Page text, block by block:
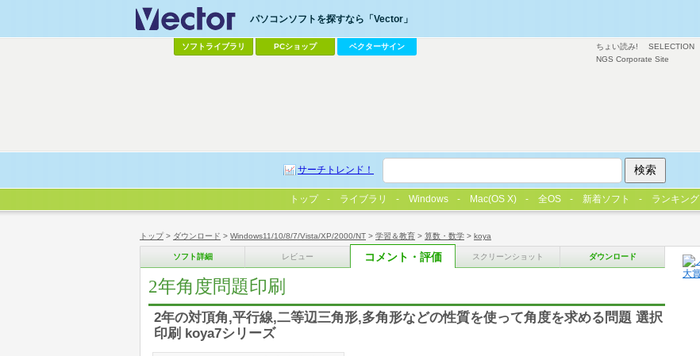
トップ> ダウンロード > Windows11/10/8/7/Vista/XP/2000/NT > 学習＆教育 > 算数・数学 > koya
ソフト詳細 レビュー コメント・評価 スクリーンショット ダウンロード
2年角度問題印刷
2年の対頂角,平行線,二等辺三角形,多角形などの性質を使って角度を求める問題 選択
印刷 koya7シリーズ
ちょい読み! SELECTION
NGS Corporate Site
パソコンソフトを探すなら「Vector」
ソフトライブラリ PCショップ ベクターサイン
サーチトレンド！
トップ ライブラリ Windows Mac(OS X) 全OS 新着ソフト ランキング